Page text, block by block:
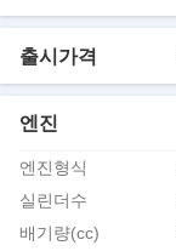
출시가격
엔진
엔진형식
실린더수
배기량(cc)